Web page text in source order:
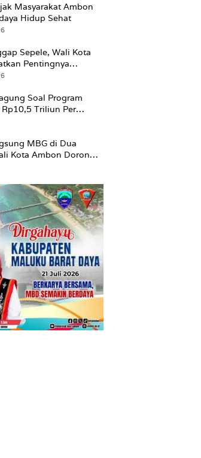
Masyarakat Ambon
Hidup Sehat
Sepele, Wali Kota
Pentingnya
Kesehatan
Soal Program
Rp10,5 Triliun Per
BGN Sudaryono Beri
MBG di Dua
Kota Ambon Dorong
Wilayah